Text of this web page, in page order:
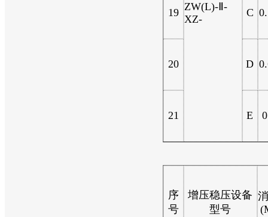
ZW(L)-Ⅱ-
XZ-
19 C
20 D
21 E
序
号
增压稳压设备
型号